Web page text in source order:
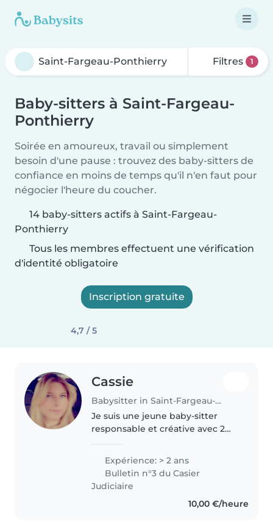
Filtres 1
Baby-sitters à Saint-Fargeau-
Ponthierry
Soirée en amoureux, travail ou simplement
besoin d'une pause : trouvez des baby-sitters de
confiance en moins de temps qu'il n'en faut pour
négocier l'heure du coucher.
14 baby-sitters actifs à Saint-Fargeau-
Ponthierry
Tous les membres effectuent une vérification
d'identité obligatoire
Inscription gratuite
4,7 / 5
Cassie
Babysitter in Saint-Fargeau-Ponthierry
Je suis une jeune baby-sitter
responsable et créative avec 2
Expérience: > 2 ans
Bulletin n°3 du Casier
Judiciaire
10,00 €/heure